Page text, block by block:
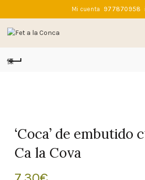
Mi cuenta 977870958
‘Coca’ de embutido
Ca la Cova